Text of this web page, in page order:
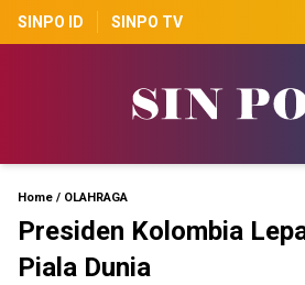
SINPO ID SINPO TV
Home / OLAHRAGA
Presiden Kolombia
Piala Dunia